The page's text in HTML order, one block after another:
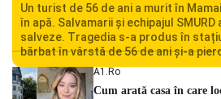
Un turist de 56 de ani a murit în
în apă. Salvamarii și echipajul SMURD
salveze. Tragedia s-a produs în
bărbat în vârstă de 56 de ani și-a
făcut rău în timp ce se afla în […]
A1.ro
Cum arată casa în care